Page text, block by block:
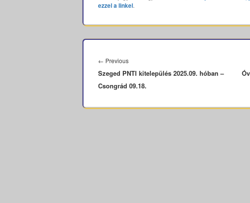
ezzel a linkel.
navigáció
← PreviousPrevious
post:
Szeged PNTI kitelepülés 2025.09. hóban –
Csongrád 09.18.